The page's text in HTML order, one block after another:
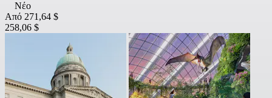
Νέο
Από 271,64 $
258,06 $